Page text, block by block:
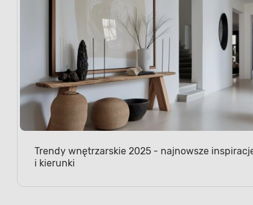
Trendy wnętrzarskie 2025 - najnowsze
i kierunki